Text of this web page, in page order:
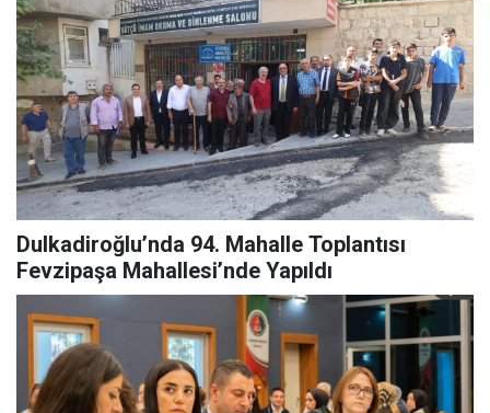
Dulkadiroğlu’nda 94. Mahalle Toplantısı
Fevzipaşa Mahallesi’nde Yapıldı